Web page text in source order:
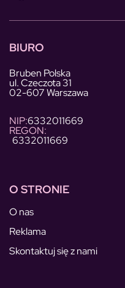
BIURO
Bruben Polska
ul. Czeczota 31
02-607 Warszawa
NIP:6332011669
REGON:
6332011669
O STRONIE
O nas
Reklama
Skontaktuj się z nami